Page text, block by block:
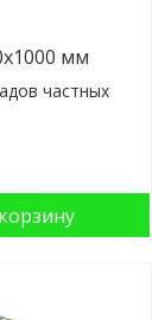
мм
частных